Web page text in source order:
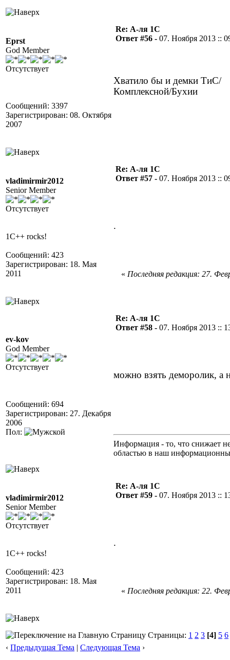
Eprst
God Member
Отсутствует
Сообщений: 3397
Зарегистрирован: 08. Октября
2007
Re: А-ля 1С
Ответ #56 - 07. Ноября 2013 ::
Хватило бы и демки ТиС/
Комплексной/Бухии
vladimirmir2012
Senior Member
Отсутствует
1C++ rocks!
Сообщений: 423
Зарегистрирован: 18. Мая
2011
Re: А-ля 1С
Ответ #57 - 07. Ноября 2013 ::
.
« Последняя редакция: 27.
ev-kov
God Member
Отсутствует
Сообщений: 694
Зарегистрирован: 27. Декабря
2006
Пол:
Re: А-ля 1С
Ответ #58 - 07. Ноября 2013 ::
можно взять деморолик, а
Информация - то, что снижает
областью в наш
vladimirmir2012
Senior Member
Отсутствует
1C++ rocks!
Сообщений: 423
Зарегистрирован: 18. Мая
2011
Re: А-ля 1С
Ответ #59 - 07. Ноября 2013 ::
.
« Последняя редакция: 22.
Страницы: 1 2 3 [4] 5 6
‹ Предыдущая Тема | Следующая Тема ›